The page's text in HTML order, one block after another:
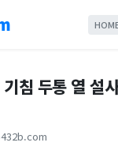
침 두통 열 설